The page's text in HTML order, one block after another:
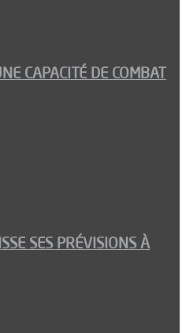
CAPACITÉ DE COMBAT
SES PRÉVISIONS À